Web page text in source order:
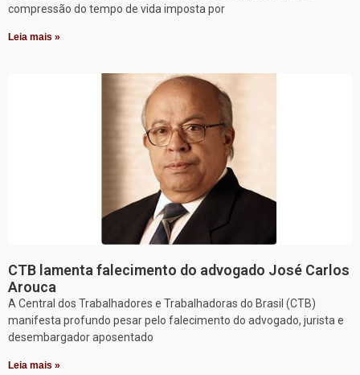
compressão do tempo de vida imposta por
Leia mais »
CTB lamenta falecimento do advogado José Carlos
Arouca
A Central dos Trabalhadores e Trabalhadoras do Brasil (CTB)
manifesta profundo pesar pelo falecimento do advogado, jurista e
desembargador aposentado
Leia mais »